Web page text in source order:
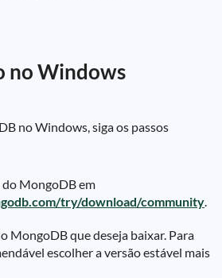
no Windows
no Windows, siga os passos
MongoDB em
try/download/community.
MongoDB que deseja baixar. Para
escolher a versão estável mais